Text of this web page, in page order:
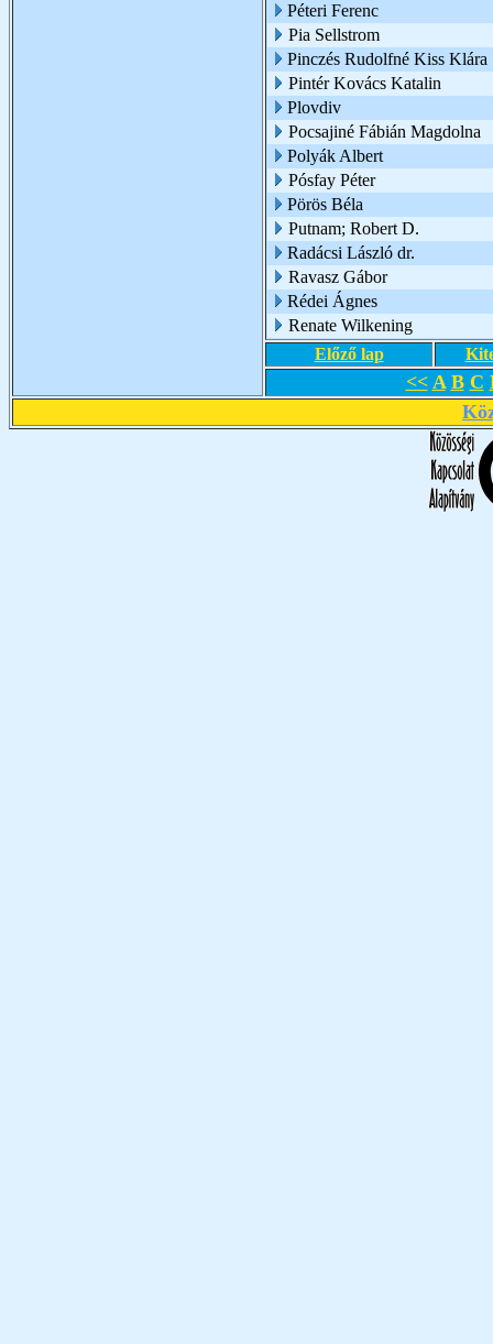
Péteri Ferenc
Pia Sellstrom
Pinczés Rudolfné Kiss Klára
Pintér Kovács Katalin
Plovdiv
Pocsajiné Fábián Magdolna
Polyák Albert
Pósfay Péter
Pörös Béla
Putnam; Robert D.
Radácsi László dr.
Ravasz Gábor
Rédei Ágnes
Renate Wilkening
Előző lap
<< A B C